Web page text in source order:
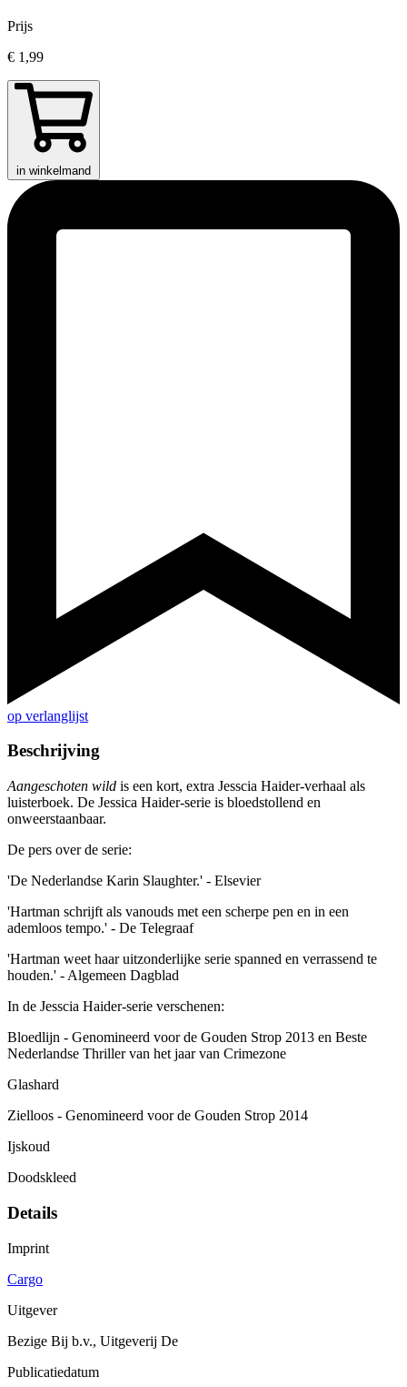
Prijs
€ 1,99
in winkelmand
op verlanglijst
Beschrijving
Aangeschoten wild is een kort, extra Jesscia Haider-verhaal als
luisterboek. De Jessica Haider-serie is bloedstollend en
onweerstaanbaar.
De pers over de serie:
'De Nederlandse Karin Slaughter.' - Elsevier
'Hartman schrijft als vanouds met een scherpe pen en in een
ademloos tempo.' - De Telegraaf
'Hartman weet haar uitzonderlijke serie spanned en verrassend te
houden.' - Algemeen Dagblad
In de Jesscia Haider-serie verschenen:
Bloedlijn - Genomineerd voor de Gouden Strop 2013 en Beste
Nederlandse Thriller van het jaar van Crimezone
Glashard
Zielloos - Genomineerd voor de Gouden Strop 2014
Ijskoud
Doodskleed
Details
Imprint
Cargo
Uitgever
Bezige Bij b.v., Uitgeverij De
Publicatiedatum